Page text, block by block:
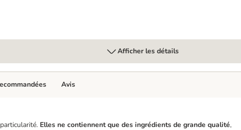
Afficher les détails
Elles ne contiennent que des ingrédients de grande qualité,
Avis